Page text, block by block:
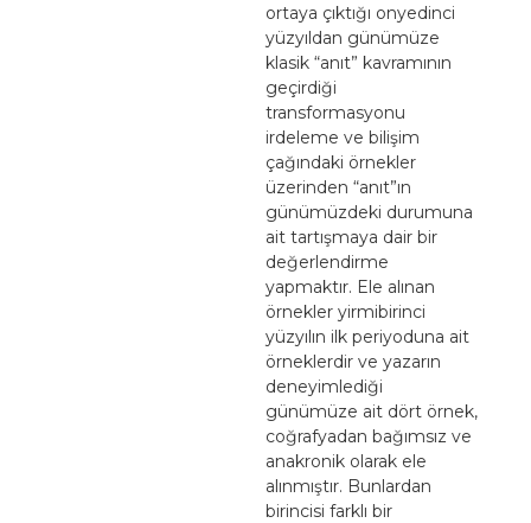
ortaya çıktığı onyedinci
yüzyıldan günümüze
klasik “anıt” kavramının
geçirdiği
transformasyonu
irdeleme ve bilişim
çağındaki örnekler
üzerinden “anıt”ın
günümüzdeki durumuna
ait tartışmaya dair bir
değerlendirme
yapmaktır. Ele alınan
örnekler yirmibirinci
yüzyılın ilk periyoduna ait
örneklerdir ve yazarın
deneyimlediği
günümüze ait dört örnek,
coğrafyadan bağımsız ve
anakronik olarak ele
alınmıştır. Bunlardan
birincisi farklı bir